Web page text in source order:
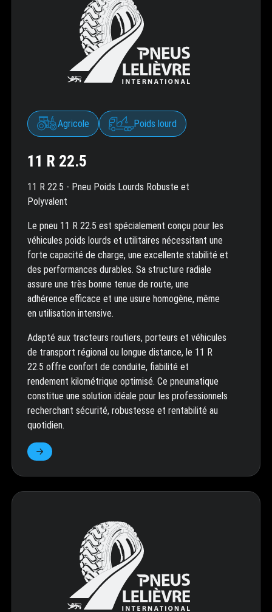
Agricole Poids lourd
11 R 22.5
11 R 22.5 - Pneu Poids Lourds Robuste et
Polyvalent
Le pneu 11 R 22.5 est spécialement conçu pour les
véhicules poids lourds et utilitaires nécessitant une
forte capacité de charge, une excellente stabilité et
des performances durables. Sa structure radiale
assure une très bonne tenue de route, une
adhérence efficace et une usure homogène, même
en utilisation intensive.
Adapté aux tracteurs routiers, porteurs et véhicules
de transport régional ou longue distance, le 11 R
22.5 offre confort de conduite, fiabilité et
rendement kilométrique optimisé. Ce pneumatique
constitue une solution idéale pour les professionnels
recherchant sécurité, robustesse et rentabilité au
quotidien.